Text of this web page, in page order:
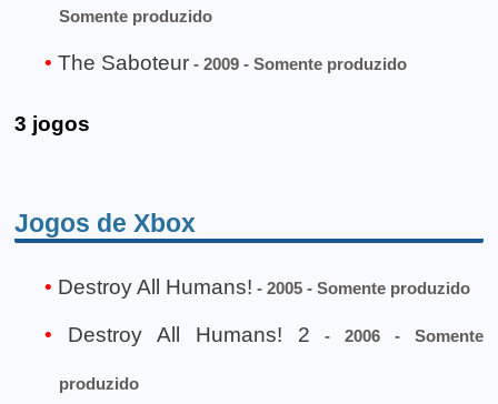
Somente produzido
The Saboteur - 2009 - Somente produzido
3 jogos
Jogos de Xbox
Destroy All Humans! - 2005 - Somente produzido
Destroy All Humans! 2 - 2006 - Somente
produzido